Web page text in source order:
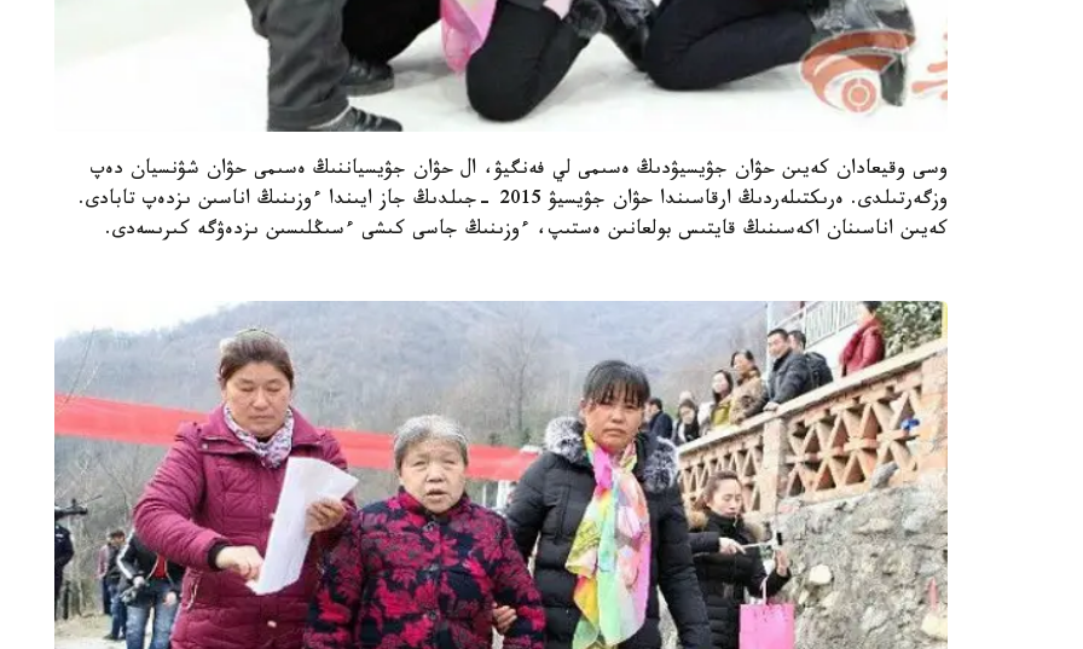
وسى وقيعادان كەيىن حۋان جۋيسيۋدىڭ ەسىمى لي فەنگيۋ، ال حۋان جۋيسياننىڭ ەسىمى حۋان شۋنسيان دەپ
وزگەرتىلدى. ەرىكتىلەردىڭ ارقاسىندا حۋان جۋيسيۋ 2015 -جىلدىڭ جاز ايىندا ءوزىنىڭ اناسىن ىزدەپ تابادى.
كەيىن اناسىنان اكەسىنىڭ قايتىس بولعانىن ەستىپ، ءوزىنىڭ جاسى كىشى ءسىڭلىسىن ىزدەۋگە كىرىسەدى.